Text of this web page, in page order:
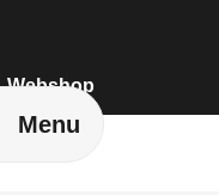
Menu
Webshop